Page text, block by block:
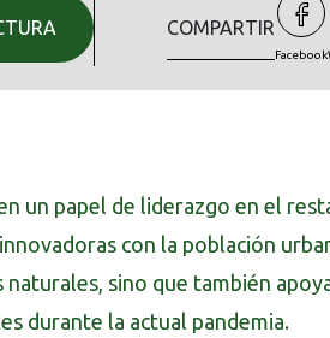
COMPARTIR
Facebook
un papel de liderazgo en el
con la población
sino que también
durante la actual pandemia.